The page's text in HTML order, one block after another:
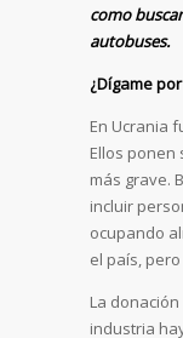
como
autobuses.
¿Dígame
En Ucrania
Ellos ponen
más grave.
incluir
ocupando
el país,
La
industria